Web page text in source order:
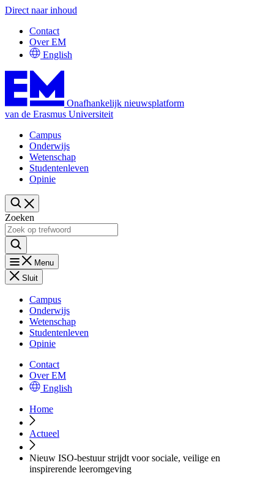
Direct naar inhoud
Contact
Over EM
English
Onafhankelijk nieuwsplatform
van de Erasmus Universiteit
Campus
Onderwijs
Wetenschap
Studentenleven
Opinie
Zoeken
Menu
Sluit
Campus
Onderwijs
Wetenschap
Studentenleven
Opinie
Contact
Over EM
English
Home
Actueel
Nieuw ISO-bestuur strijdt voor sociale, veilige en
inspirerende leeromgeving